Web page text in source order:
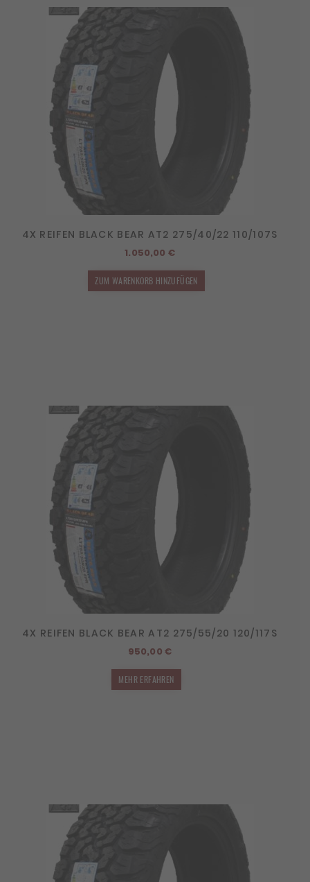
4X REIFEN BLACK BEAR AT2 275/40/22 110/107S
1.050,00 €
ZUM WARENKORB HINZUFÜGEN
4X REIFEN BLACK BEAR AT2 275/55/20 120/117S
950,00 €
MEHR ERFAHREN